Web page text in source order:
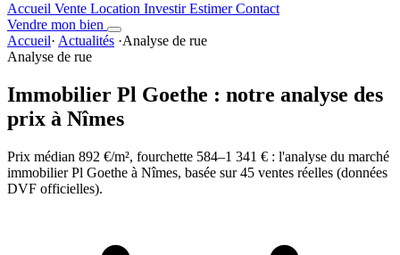
Accueil Vente Location InvestirEstimerContact
Vendre mon bien
Accueil· Actualités ·Analyse de rue
Analyse de rue
Immobilier Pl Goethe : notre analyse des
prix à Nîmes
Prix médian 892 €/m², fourchette 584–1 341 € : l'analyse du marché
immobilier Pl Goethe à Nîmes, basée sur 45 ventes réelles (données
DVF officielles).